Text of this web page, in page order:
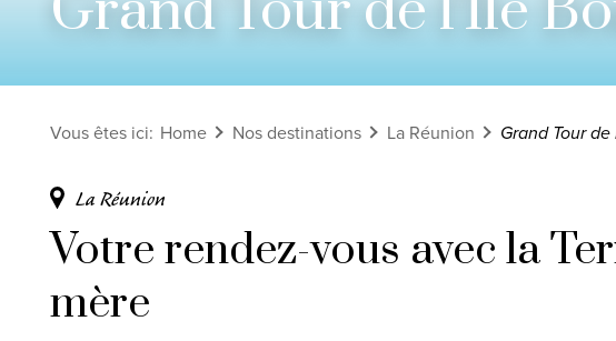
Voir tous les circuits
Découvrez nos thèmes
Lune de miel
Adultes uniquement
Luxe
Voir tous les thèmes
Vous êtes ici: Home Nos destinations La Réunion Grand Tour
La Réunion
Votre rendez-vous avec la
mère